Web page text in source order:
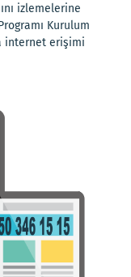
izlemelerine
Kurulum
internet erişimi